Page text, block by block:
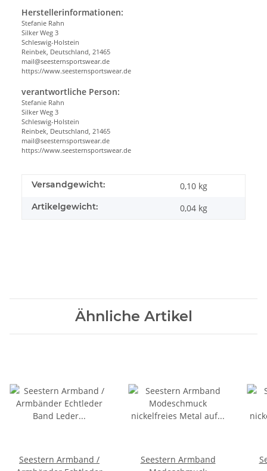
Herstellerinformationen:
Stefanie Rahn
Silker Weg 3
Schleswig-Holstein
Reinbek, Deutschland, 21465
mail@seesternsportswear.de
https://www.seesternsportswear.de
verantwortliche Person:
Stefanie Rahn
Silker Weg 3
Schleswig-Holstein
Reinbek, Deutschland, 21465
mail@seesternsportswear.de
https://www.seesternsportswear.de
Versandgewicht: 0,10 kg
Artikelgewicht: 0,04 kg
Ähnliche Artikel
Seestern Armband /
Seestern Armband